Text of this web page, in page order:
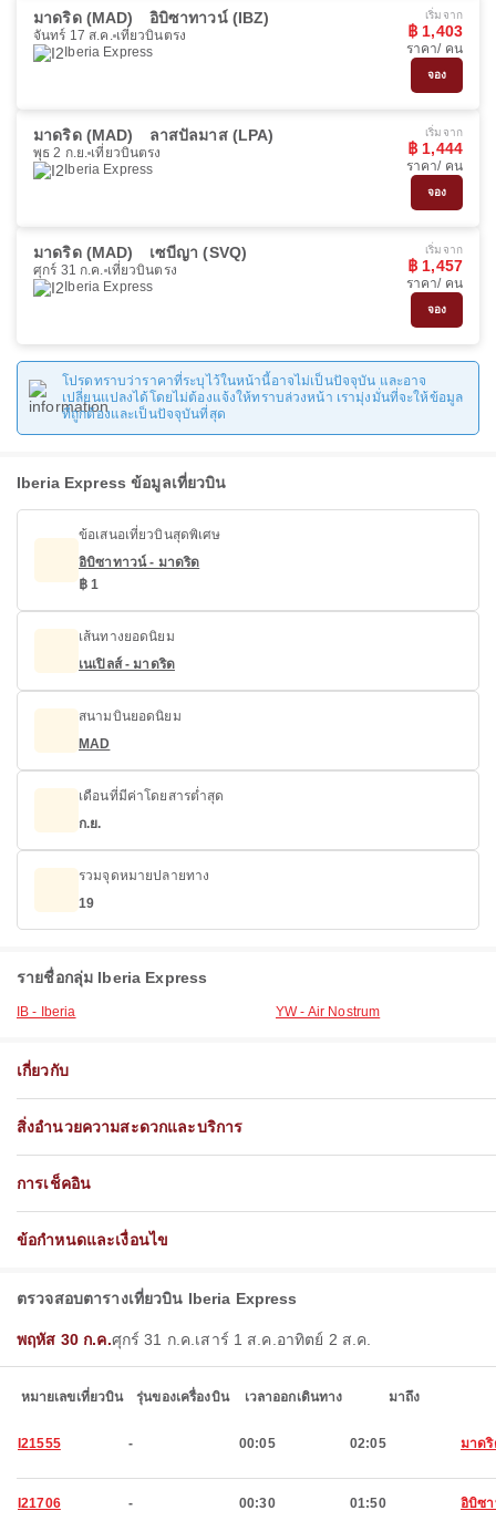
มาดริด (MAD) อิบิซาทาวน์ (IBZ)
จันทร์ 17 ส.ค. เที่ยวบินตรง
Iberia Express
เริ่มจาก
฿ 1,403
ราคา/ คน
จอง
มาดริด (MAD) ลาสปัลมาส (LPA)
พุธ 2 ก.ย. เที่ยวบินตรง
Iberia Express
เริ่มจาก
฿ 1,444
ราคา/ คน
จอง
มาดริด (MAD) เซบีญา (SVQ)
ศุกร์ 31 ก.ค. เที่ยวบินตรง
Iberia Express
เริ่มจาก
฿ 1,457
ราคา/ คน
จอง
โปรดทราบว่าราคาที่ระบุไว้ในหน้านี้อาจไม่เป็นปัจจุบัน และอาจ
เปลี่ยนแปลงได้โดยไม่ต้องแจ้งให้ทราบล่วงหน้า เรามุ่งมั่นที่จะให้ข้อมูล
ที่ถูกต้องและเป็นปัจจุบันที่สุด
Iberia Express ข้อมูลเที่ยวบิน
ข้อเสนอเที่ยวบินสุดพิเศษ
อิบิซาทาวน์ - มาดริด
฿ 1
เส้นทางยอดนิยม
เนเปิลส์ - มาดริด
สนามบินยอดนิยม
MAD
เดือนที่มีค่าโดยสารต่ำสุด
ก.ย.
รวมจุดหมายปลายทาง
19
รายชื่อกลุ่ม Iberia Express
IB - Iberia YW - Air Nostrum
เกี่ยวกับ
สิ่งอำนวยความสะดวกและบริการ
การเช็คอิน
ข้อกำหนดและเงื่อนไข
ตรวจสอบตารางเที่ยวบิน Iberia Express
พฤหัส 30 ก.ค.ศุกร์ 31 ก.ค. เสาร์ 1 ส.ค. อาทิตย์ 2 ส.ค.
หมายเลขเที่ยวบิน รุ่นของเครื่องบิน เวลาออกเดินทาง มาถึง
I21555 - 00:05 02:05 มาด
I21706 - 00:30 01:50 อิบิซ